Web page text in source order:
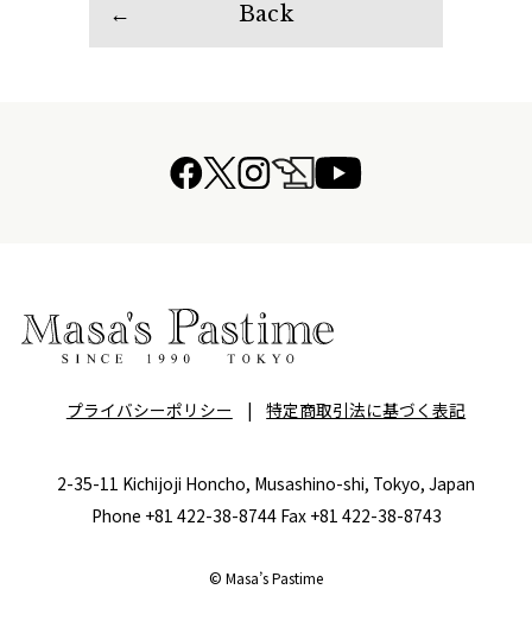
Back
プライバシーポリシー | 特定商取引法に基づく表記
2-35-11 Kichijoji Honcho, Musashino-shi, Tokyo, Japan
Phone +81 422-38-8744 Fax +81 422-38-8743
© Masa’s Pastime